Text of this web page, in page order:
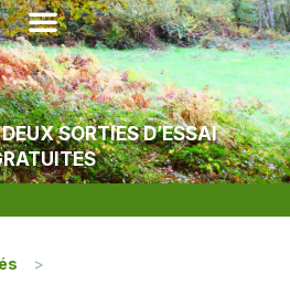
SORTIES D’ESSAI
>